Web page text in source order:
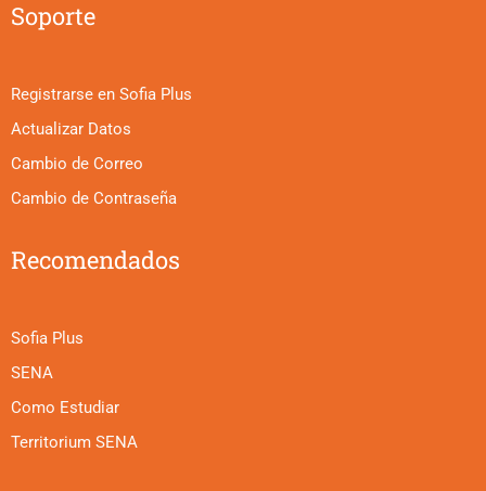
Soporte
Registrarse en Sofia Plus
Actualizar Datos
Cambio de Correo
Cambio de Contraseña
Recomendados
Sofia Plus
SENA
Como Estudiar
Territorium SENA